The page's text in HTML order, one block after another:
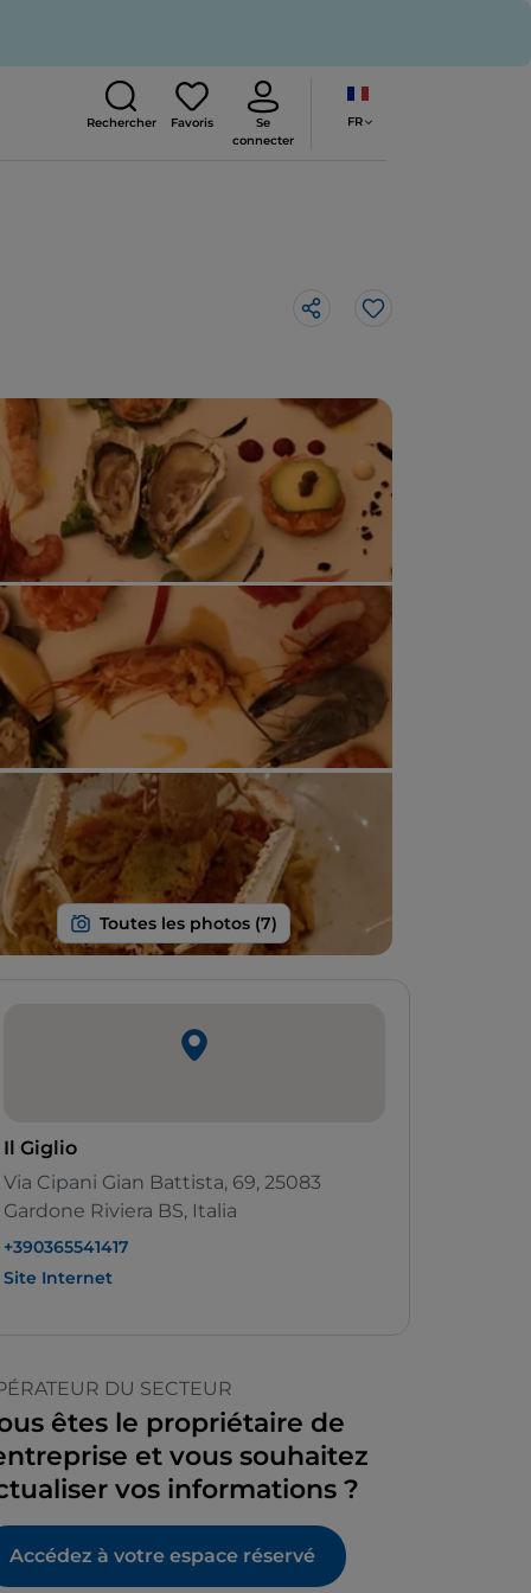
Rechercher Favoris
Se
connecter
FR
J’aime
Il Giglio
Via Cipani Gian Battista, 69, 25083
Gardone Riviera BS, Italia
+390365541417
Site Internet
DU SECTEUR
êtes le propriétaire de
et vous souhaitez
vos informations ?
Accédez à votre espace réservé